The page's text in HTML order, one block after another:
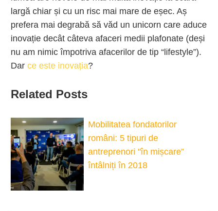
largă chiar și cu un risc mai mare de eșec. Aș
prefera mai degrabă să văd un unicorn care aduce
inovație decât câteva afaceri medii plafonate (deși
nu am nimic împotriva afacerilor de tip “lifestyle”).
Darce este inovația?
Related Posts
Mobilitatea fondatorilor
români: 5 tipuri de
antreprenori "în mișcare”
întâlniți în 2018